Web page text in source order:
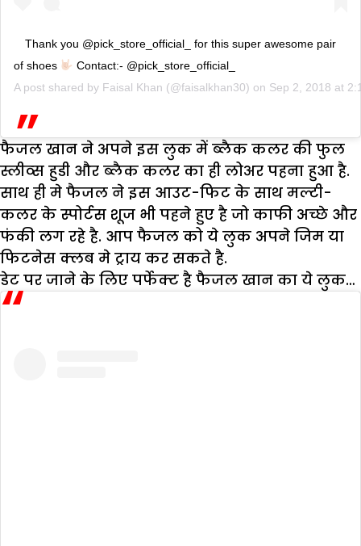
Thank you @pick_store_official_ for this super awesome pair
of shoes
Contact:- @pick_store_official_
A post shared by Faisal Khan (@faisalkhan30) on Sep 2, 2018 at
फैजल खान ने अपने इस लुक में ब्लैक कलर की फुल
स्लीव्स हुडी और ब्लैक कलर का ही लोअर पहना हुआ है.
साथ ही मे फैजल ने इस आउट-फिट के साथ मल्टी-
कलर के स्पोर्टस शूज भी पहने हुए है जो काफी अच्छे और
फंकी लग रहे है. आप फैजल को ये लुक अपने जिम या
फिटनेस क्लब मे ट्राय कर सकते है.
डेट पर जाने के लिए पर्फेक्ट है फैजल खान का ये लुक…